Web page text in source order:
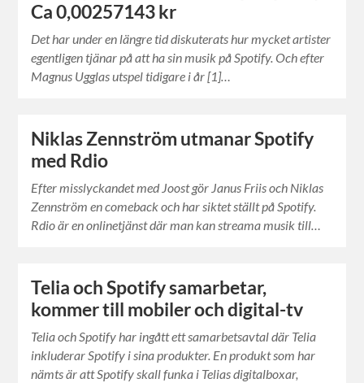
Ca 0,00257143 kr
Det har under en längre tid diskuterats hur mycket artister
egentligen tjänar på att ha sin musik på Spotify. Och efter
Magnus Ugglas utspel tidigare i år [1]…
Niklas Zennström utmanar Spotify
med Rdio
Efter misslyckandet med Joost gör Janus Friis och Niklas
Zennström en comeback och har siktet ställt på Spotify.
Rdio är en onlinetjänst där man kan streama musik till…
Telia och Spotify samarbetar,
kommer till mobiler och digital-tv
Telia och Spotify har ingått ett samarbetsavtal där Telia
inkluderar Spotify i sina produkter. En produkt som har
nämts är att Spotify skall funka i Telias digitalboxar,